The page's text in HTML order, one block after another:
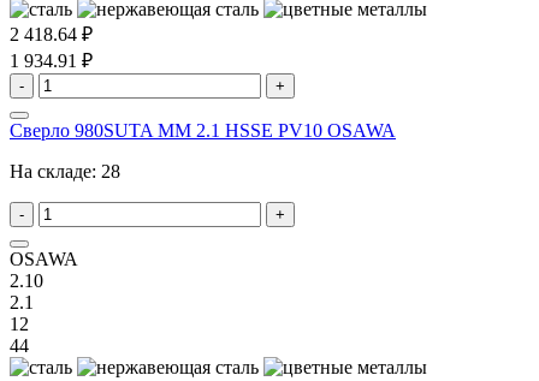
2 418.64 ₽
1 934.91 ₽
- +
Сверло 980SUTA MM 2.1 HSSE PV10 OSAWA
На складе: 28
- +
OSAWA
2.10
2.1
12
44